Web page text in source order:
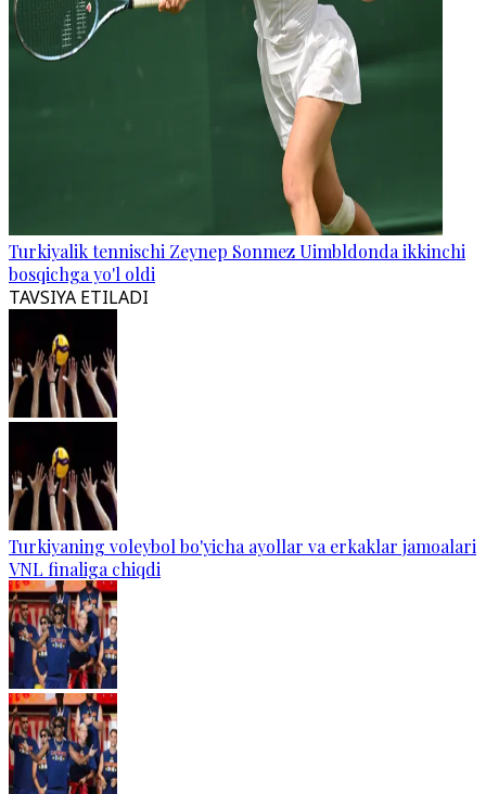
Turkiyalik tennischi Zeynep Sonmez Uimbldonda ikkinchi
bosqichga yo'l oldi
TAVSIYA ETILADI
Turkiyaning voleybol bo'yicha ayollar va erkaklar jamoalari
VNL finaliga chiqdi